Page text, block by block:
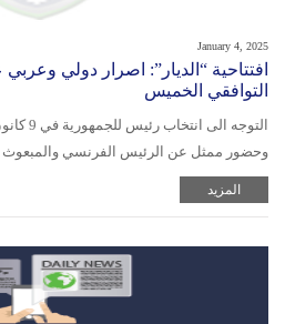
January 4, 2025
افتتاحية “الديار”: اصرار دولي
التوافقي الخميس
التوجه
وحضور ممثل عن الرئيس الفرنسي والمبعوث
المزيد